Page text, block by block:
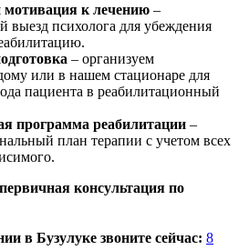
мотивация к лечению –
выезд психолога для убеждения
– организуем
или в нашем стационаре для
пациента в реабилитационный
программа реабилитации –
план терапии с учетом всех
консультация по
в Бузулуке звоните сейчас: 8